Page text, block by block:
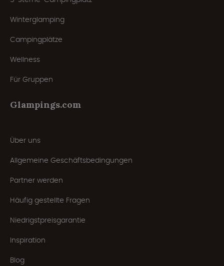
Winterglamping
Campingplätze
Wellness
Für Gruppen
Glampings.com
Über uns
Allgemeine Geschäftsbedingungen
Partner werden
Häufig gestellte Fragen
Niedrigstpreisgarantie
Inspiration
Blog